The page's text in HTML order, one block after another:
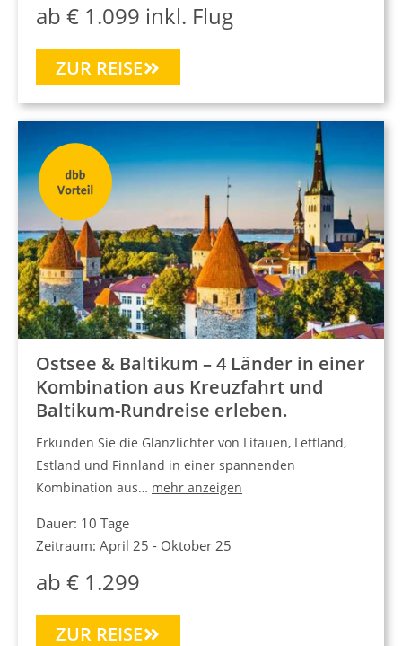
ab € 1.099 inkl. Flug
ZUR REISE
Ostsee & Baltikum – 4 Länder in einer
Kombination aus Kreuzfahrt und
Baltikum-Rundreise erleben.
Erkunden Sie die Glanzlichter von Litauen, Lettland,
Estland und Finnland in einer spannenden
Kombination aus… mehr anzeigen
Dauer: 10 Tage
Zeitraum: April 25 - Oktober 25
ab € 1.299
ZUR REISE